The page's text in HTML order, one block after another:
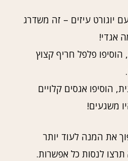
יוגורט עיזים – זה משדרג
אגדי!
פלפל חריף קצוץ
הוסיפו אגסים קלויים
משגעים!
את המנה לעוד יותר
תרצו לנסות כל אפשרות.